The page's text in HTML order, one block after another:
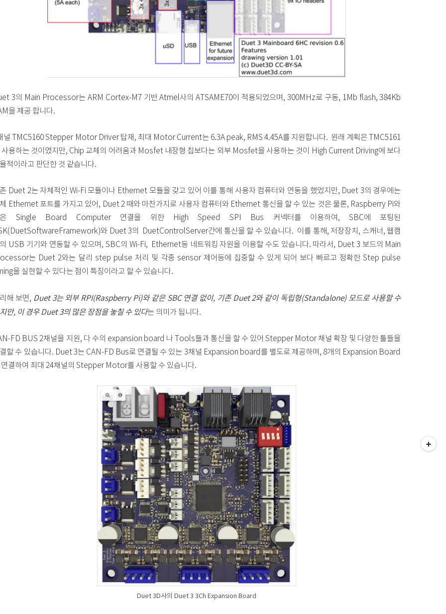
3의 Main Processor는 ARM Cortex-M7 기반 Atmel사의 ATSAME70이 적용되었으며, 300MHz로 구동, 1Mb flash, 384Kb
을 제공 합니다.
널 TMC5160 Stepper Motor Driver 탑재, 최대 Motor Current는 6.3A peak, RMS 4.45A를 지원합니다. 원래 계획은 TMC5161
사용하는 것이였지만, Chip 교체의 어려움과 Mosfet 내장형 칩보다는 외부 Mosfet을 사용하는 것이 High Current Driving에 보다
적이라고 판단한 것 같습니다.
Duet 2는 자체적인 Wi-Fi 모듈이나 Ethernet 모듈을 갖고 있어 이를 통해 사용자 컴퓨터와 연동을 했었지만, Duet 3의 경우에는
Ethernet 포트를 가지고 있어, Duet 2 때와 마찬가지로 사용자 컴퓨터와 Ethernet 통신을 할 수 있는 것은 물론, Raspberry Pi와
은 Single Board Computer 연결을 위한 High Speed SPI Bus 커넥터를 이용하여, SBC에 포팅된
와 Duet 3의 DuetControlServer간에 통신을 할 수 있습니다. 이를 통해, 저장장치, 스캐너, 웹캠
USB 기기와 연동할 수 있으며, SBC의 Wi-Fi, Ethernet등 네트워킹 자원을 이용할 수도 있습니다. 따라서, Duet 3 보드의 Main
는 Duet 2와는 달리 step pulse 처리 및 각종 sensor 제어등에 집중할 수 있게 되어 보다 빠르고 정확한 Step pulse
을 실현할 수 있다는 점이 특징이라고 할 수 있습니다.
해 보면, Duet 3는 외부 RPI(Raspberry Pi)와 같은 SBC 연결 없이, 기존 Duet 2와 같이 독립형(Standalone) 모드로 사용할 수
만, 이 경우 Duet 3의 많은 장점을 놓칠 수 있다는 의미가 됩니다.
FD BUS 2채널을 지원, 다 수의 expansion board 나 Tools들과 통신을 할 수 있어 Stepper Motor 채널 확장 및 다양한 툴들을
할 수 있습니다. Duet 3는 CAN-FD Bus로 연결될 수 있는 3채널 Expansion board를 별도로 제공하며, 8개의 Expansion Board
연결하여 최대 24채널의 Stepper Motor를 사용할 수 있습니다.
Duet 3D사의 Duet 3 3Ch Expansion Board